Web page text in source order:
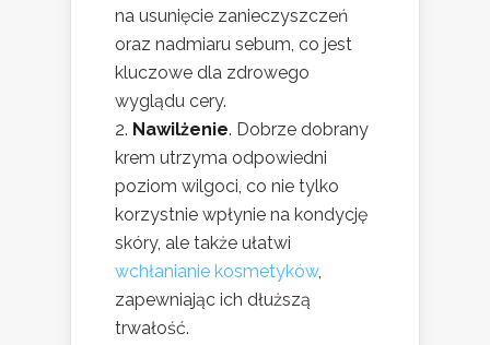
na usunięcie zanieczyszczeń
oraz nadmiaru sebum, co jest
kluczowe dla zdrowego
wyglądu cery.
Nawilżenie. Dobrze dobrany
krem utrzyma odpowiedni
poziom wilgoci, co nie tylko
korzystnie wpłynie na kondycję
skóry, ale także ułatwi
wchłanianie kosmetyków,
zapewniając ich dłuższą
trwałość.